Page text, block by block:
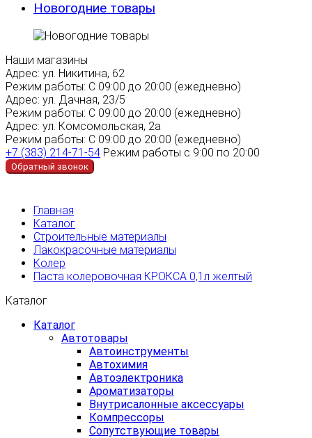
Новогодние товары
Наши магазины
Адрес: ул. Никитина, 62
Режим работы: С 09:00 до 20:00 (ежедневно)
Адрес: ул. Дачная, 23/5
Режим работы: С 09:00 до 20:00 (ежедневно)
Адрес: ул. Комсомольская, 2а
Режим работы: С 09:00 до 20:00 (ежедневно)
+7 (383) 214-71-54 Режим работы с 9:00 по 20:00
Обратный звонок
Главная
Каталог
Строительные материалы
Лакокрасочные материалы
Колер
Паста колеровочная КРОКСА 0,1л желтый
Каталог
Каталог
Автотовары
Автоинструменты
Автохимия
Автоэлектроника
Ароматизаторы
Внутрисалонные аксессуары
Компрессоры
Сопутствующие товары